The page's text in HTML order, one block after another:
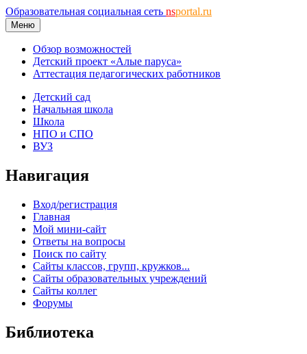
Образовательная социальная сеть nsportal.ru
Меню
Обзор возможностей
Детский проект «Алые паруса»
Аттестация педагогических работников
Детский сад
Начальная школа
Школа
НПО и СПО
ВУЗ
Навигация
Вход/регистрация
Главная
Мой мини-сайт
Ответы на вопросы
Поиск по сайту
Сайты классов, групп, кружков...
Сайты образовательных учреждений
Сайты коллег
Форумы
Библиотека